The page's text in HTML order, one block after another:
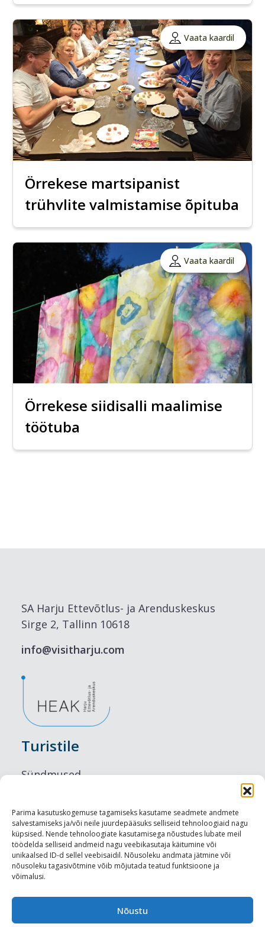
Parima kasutuskogemuse tagamiseks kasutame seadmete andmete
salvestamiseks ja/või neile juurdepääsuks selliseid tehnoloogiaid nagu
küpsised. Nende tehnoloogiate kasutamisega nõustudes lubate meil
töödelda selliseid andmeid nagu veebikasutaja käitumine või
unikaalsed ID-d sellel veebisaidil. Nõusoleku andmata jätmine või
nõusoleku tagasivõtmine võib mõjutada teatud funktsioone ja
võimalusi.
Nõustu
Vaata kaardil
Örrekese martsipanist
trühvlite valmistamise õpituba
Vaata kaardil
Örrekese siidisalli maalimise
töötuba
SA Harju Ettevõtlus- ja Arenduskeskus
Sirge 2, Tallinn 10618
info@visitharju.com
Turistile
Sündmused
Maitseelamused
Vaatamisväärsused
Visit Tallinn
Turismiprofessionaalile